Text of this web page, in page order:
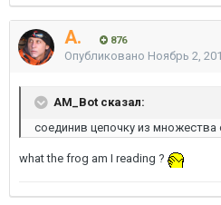
A. 876
Опубликовано Ноябрь 2,
AM_Bot сказал:
соединив цепочку из множества
what the frog am I reading ?